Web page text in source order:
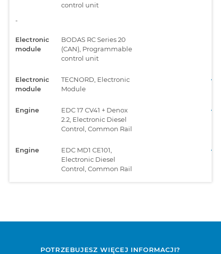
control unit
-
Electronic
module
BODAS RC Series 20
(CAN), Programmable
control unit
Electronic
module
TECNORD, Electronic
Module
Engine
EDC 17 CV41 + Denox
2.2, Electronic Diesel
Control, Common Rail
Engine
EDC MD1 CE101,
Electronic Diesel
Control, Common Rail
Control, Common Rail
POTRZEBUJESZ WIĘCEJ INFORMACJI?